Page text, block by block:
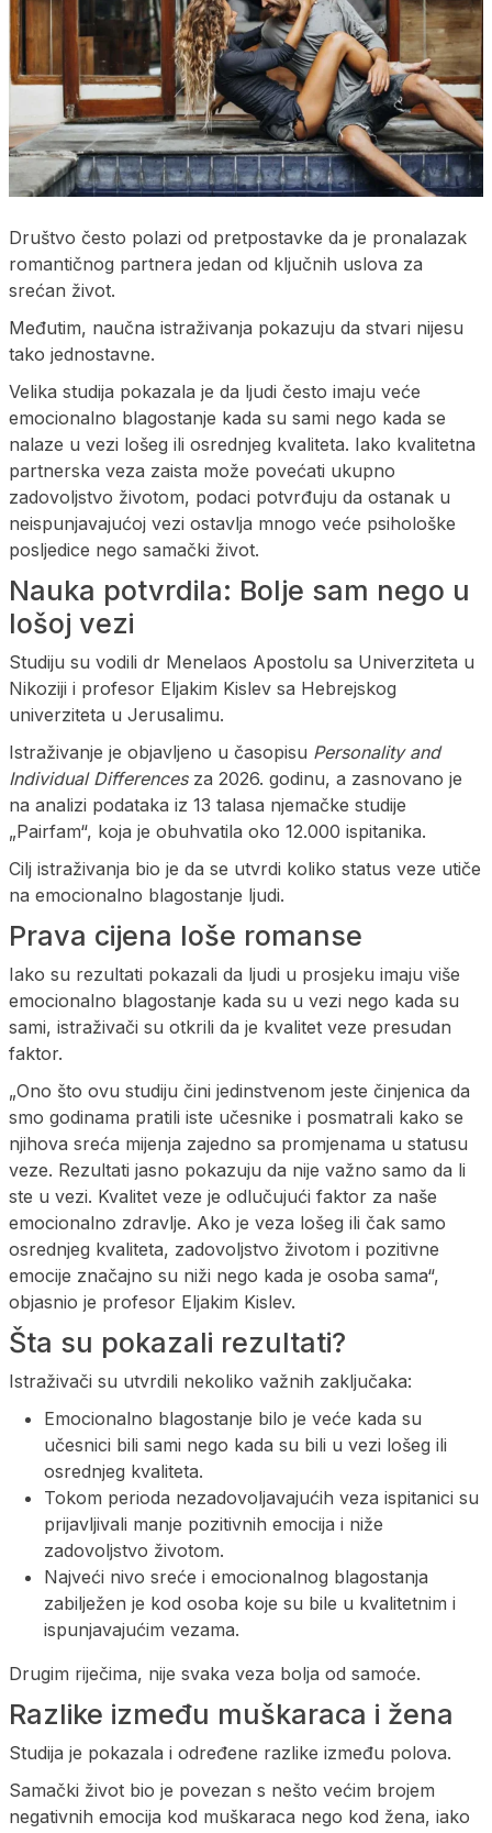
Društvo često polazi od pretpostavke da je pronalazak
romantičnog partnera jedan od ključnih uslova za
srećan život.
Međutim, naučna istraživanja pokazuju da stvari nijesu
tako jednostavne.
Velika studija pokazala je da ljudi često imaju veće
emocionalno blagostanje kada su sami nego kada se
nalaze u vezi lošeg ili osrednjeg kvaliteta. Iako kvalitetna
partnerska veza zaista može povećati ukupno
zadovoljstvo životom, podaci potvrđuju da ostanak u
neispunjavajućoj vezi ostavlja mnogo veće psihološke
posljedice nego samački život.
Nauka potvrdila: Bolje sam nego u
lošoj vezi
Studiju su vodili dr Menelaos Apostolu sa Univerziteta u
Nikoziji i profesor Eljakim Kislev sa Hebrejskog
univerziteta u Jerusalimu.
Istraživanje je objavljeno u časopisu Personality and
Individual Differencesza 2026. godinu, a zasnovano je
na analizi podataka iz 13 talasa njemačke studije
„Pairfam“, koja je obuhvatila oko 12.000 ispitanika.
Cilj istraživanja bio je da se utvrdi koliko status veze utiče
na emocionalno blagostanje ljudi.
Prava cijena loše romanse
Iako su rezultati pokazali da ljudi u prosjeku imaju više
emocionalno blagostanje kada su u vezi nego kada su
sami, istraživači su otkrili da je kvalitet veze presudan
faktor.
„Ono što ovu studiju čini jedinstvenom jeste činjenica da
smo godinama pratili iste učesnike i posmatrali kako se
njihova sreća mijenja zajedno sa promjenama u statusu
veze. Rezultati jasno pokazuju da nije važno samo da li
ste u vezi. Kvalitet veze je odlučujući faktor za naše
emocionalno zdravlje. Ako je veza lošeg ili čak samo
osrednjeg kvaliteta, zadovoljstvo životom i pozitivne
emocije značajno su niži nego kada je osoba sama“,
objasnio je profesor Eljakim Kislev.
Šta su pokazali rezultati?
Istraživači su utvrdili nekoliko važnih zaključaka:
Emocionalno blagostanje bilo je veće kada su
učesnici bili sami nego kada su bili u vezi lošeg ili
osrednjeg kvaliteta.
Tokom perioda nezadovoljavajućih veza ispitanici su
prijavljivali manje pozitivnih emocija i niže
zadovoljstvo životom.
Najveći nivo sreće i emocionalnog blagostanja
zabilježen je kod osoba koje su bile u kvalitetnim i
ispunjavajućim vezama.
Drugim riječima, nije svaka veza bolja od samoće.
Razlike između muškaraca i žena
Studija je pokazala i određene razlike između polova.
Samački život bio je povezan s nešto većim brojem
negativnih emocija kod muškaraca nego kod žena, iako